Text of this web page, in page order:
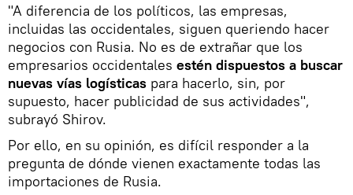
"A diferencia de los políticos, las empresas,
incluidas las occidentales, siguen queriendo hacer
negocios con Rusia. No es de extrañar que los
empresarios occidentales estén dispuestos a buscar
nuevas vías logísticas para hacerlo, sin, por
supuesto, hacer publicidad de sus actividades",
subrayó Shirov.
Por ello, en su opinión, es difícil responder a la
pregunta de dónde vienen exactamente todas las
importaciones de Rusia.